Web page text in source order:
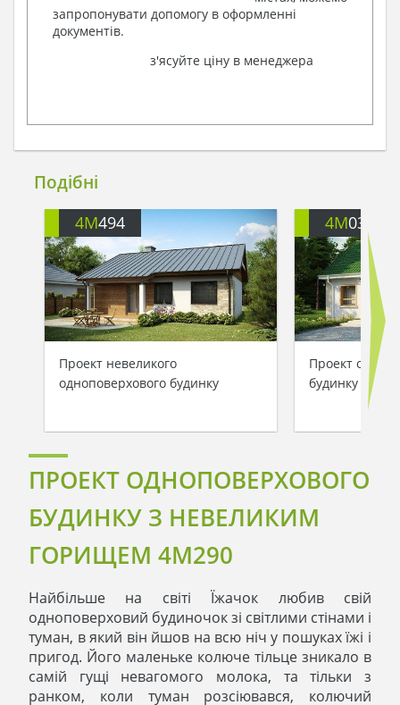
запропонувати допомогу в оформленні
документів.
з'ясуйте ціну в менеджера
Подібні
4M494
Проект невеликого
одноповерхового будинку
4M032
Проект
будинку на 70
ПРОЕКТ ОДНОПОВЕРХОВОГО
БУДИНКУ З НЕВЕЛИКИМ
ГОРИЩЕМ 4M290
Найбільше на світі Їжачок любив свій
одноповерховий будиночок зі світлими стінами і
туман, в який він йшов на всю ніч у пошуках їжі і
пригод. Його маленьке колюче тільце зникало в
самій гущі невагомого молока, та тільки з
ранком, коли туман розсіювався, колючий